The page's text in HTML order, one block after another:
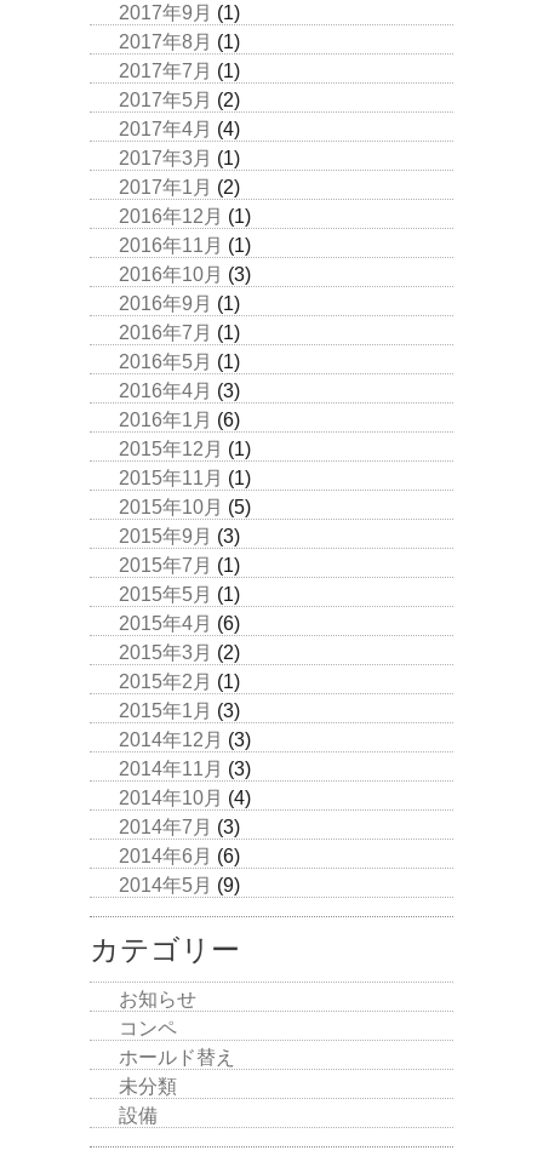
2017年9月 (1)
2017年8月 (1)
2017年7月 (1)
2017年5月 (2)
2017年4月 (4)
2017年3月 (1)
2017年1月 (2)
2016年12月 (1)
2016年11月 (1)
2016年10月 (3)
2016年9月 (1)
2016年7月 (1)
2016年5月 (1)
2016年4月 (3)
2016年1月 (6)
2015年12月 (1)
2015年11月 (1)
2015年10月 (5)
2015年9月 (3)
2015年7月 (1)
2015年5月 (1)
2015年4月 (6)
2015年3月 (2)
2015年2月 (1)
2015年1月 (3)
2014年12月 (3)
2014年11月 (3)
2014年10月 (4)
2014年7月 (3)
2014年6月 (6)
2014年5月 (9)
カテゴリー
お知らせ
コンペ
ホールド替え
未分類
設備